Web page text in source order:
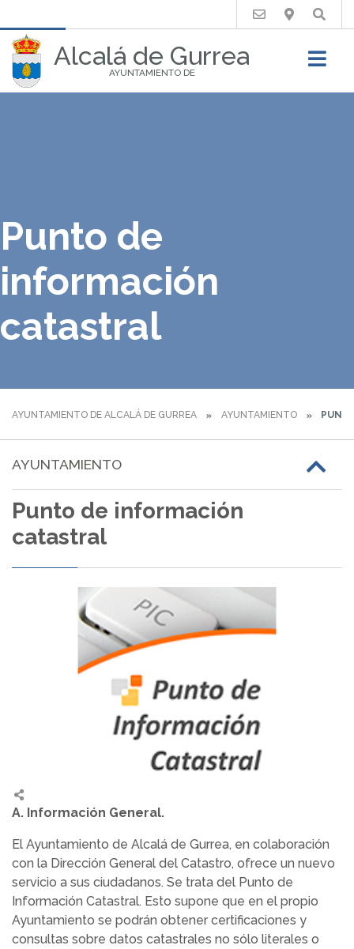
Alcalá de Gurrea
AYUNTAMIENTO DE
Buscar
Punto de
información
catastral
AYUNTAMIENTO DE ALCALÁ DE GURREA AYUNTAMIENTO
AYUNTAMIENTO
Punto de información
catastral
A. Información General.
El Ayuntamiento de Alcalá de Gurrea, en colaboración
con la Dirección General del Catastro, ofrece un nuevo
servicio a sus ciudadanos. Se trata del Punto de
Información Catastral. Esto supone que en el propio
Ayuntamiento se podrán obtener certificaciones y
consultas sobre datos catastrales no sólo literales o